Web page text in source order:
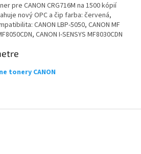
pre CANON CRG716M na 1500 kópií
nový OPC a čip farba: červená,
CANON LBP-5050, CANON MF
CANON I-SENSYS MF8030CDN
tonery CANON